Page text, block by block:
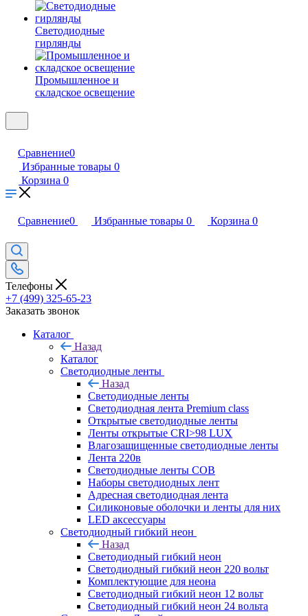
Светодиодные
гирлянды
Промышленное и
складское освещение
Сравнение0
Избранные товары 0
Корзина 0
Сравнение0 Избранные товары 0 Корзина 0
Телефоны
+7 (499) 325-65-23
Заказать звонок
Каталог
Назад
Каталог
Светодиодные ленты
Назад
Светодиодные ленты
Светодиодная лента Premium class
Открытые светодиодные ленты
Ленты открытые CRI>98 LUX
Влагозащищенные светодиодные ленты
Лента 220в
Светодиодные ленты COB
Наборы светодиодных лент
Адресная светодиодная лента
Силиконовые оболочки и ленты для них
LED аксессуары
Светодиодный гибкий неон
Назад
Светодиодный гибкий неон
Светодиодный гибкий неон 220 вольт
Комплектующие для неона
Светодиодный гибкий неон 12 вольт
Светодиодный гибкий неон 24 вольта